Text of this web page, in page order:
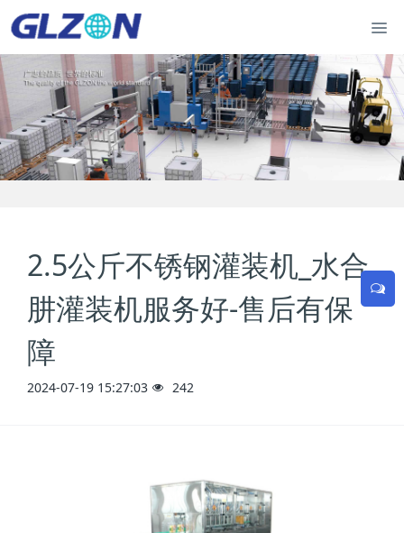
2.5公斤不锈钢灌装机_水合
肼灌装机服务好-售后有保
障
2024-07-19 15:27:03 242